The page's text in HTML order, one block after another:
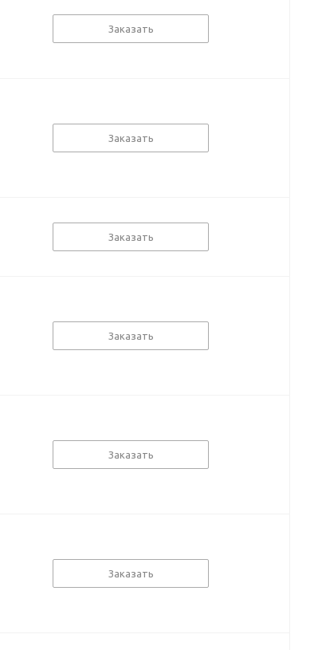
Заказать
Заказать
Заказать
Заказать
Заказать
Заказать